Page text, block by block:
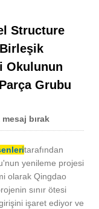
Structure
Okulunun
Grubu
mesaj bırak
tarafından
yenileme projesi
olarak Qingdao
sınır ötesi
işaret ediyor ve